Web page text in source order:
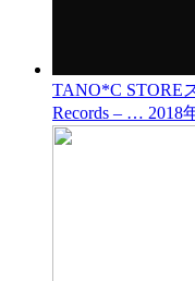
TANO*C STORE
Records – … 2018